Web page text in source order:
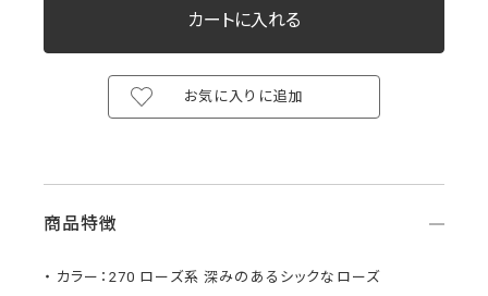
お気に入りに追加
商品特徴
カラー：270 ローズ系 深みのあるシックなローズ